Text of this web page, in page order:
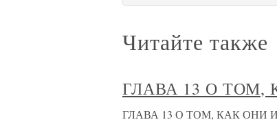
Читайте также
ГЛАВА 13 О
ГЛАВА 13 О ТОМ, КАК ОНИ